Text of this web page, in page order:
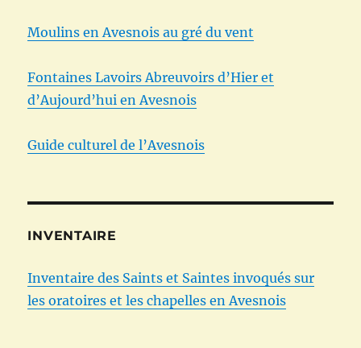
Moulins en Avesnois au gré du vent
Fontaines Lavoirs Abreuvoirs d’Hier et
d’Aujourd’hui en Avesnois
Guide culturel de l’Avesnois
INVENTAIRE
Inventaire des Saints et Saintes invoqués sur
les oratoires et les chapelles en Avesnois